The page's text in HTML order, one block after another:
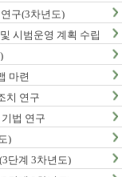
구(3차년도)
시범운영 계획 수립
마련
치 연구
법 연구
)
단계 3차년도)